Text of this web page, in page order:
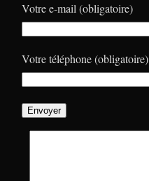
Votre e-mail (obligatoire)
Votre téléphone (obligatoire)